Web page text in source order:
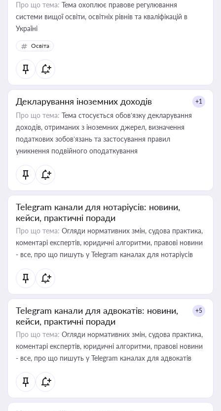
Про що тема: Тема охоплює правове регулювання
системи вищої освіти, освітніх рівнів та кваліфікацій в
Україні
Освіта
Декларування іноземних доходів +1
Про що тема: Тема стосується обов’язку декларування
доходів, отриманих з іноземних джерел, визначення
податкових зобов’язань та застосування правил
уникнення подвійного оподаткування
Telegram канали для нотаріусів: новини,
кейси, практичні поради
Про що тема: Огляди нормативних змін, судова практика,
коментарі експертів, юридичні алгоритми, правові новини
- все, про що пишуть у Telegram каналах для нотаріусів
Telegram канали для адвокатів: новини,
кейси, практичні поради
+5
Про що тема: Огляди нормативних змін, судова практика,
коментарі експертів, юридичні алгоритми, правові новини
- все, про що пишуть у Telegram каналах для адвокатів